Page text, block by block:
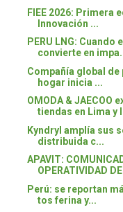
FIEE 2026: Primera
Innovación ...
PERU LNG: Cuando
convierte en
Compañía global
hogar inicia ...
OMODA & JAECOO
tiendas en Lima y
Kyndryl amplía sus
distribuida c...
APAVIT:
OPERATIVIDAD
Perú: se reportan
tos ferina y...